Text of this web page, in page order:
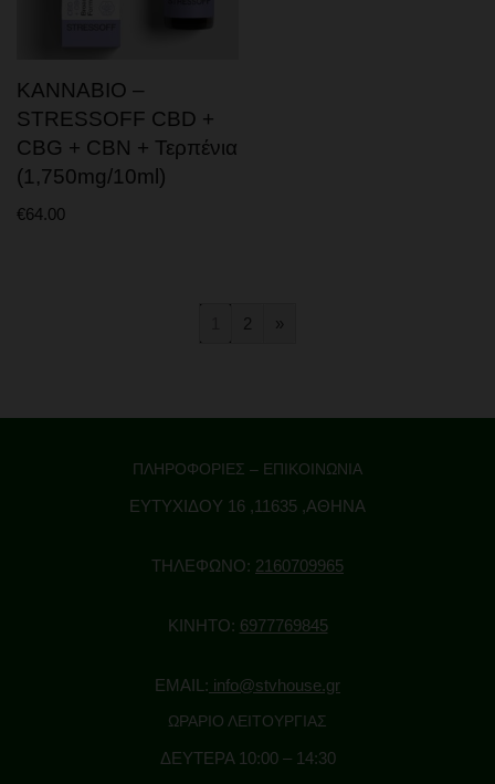
ΚΑΝΝΑΒΙΟ –
STRESSOFF CBD +
CBG + CBN + Τερπένια
(1,750mg/10ml)
€64.00
2 »
ΠΛΗΡΟΦΟΡΙΕΣ – ΕΠΙΚΟΙΝΩΝΙΑ
ΕΥΤΥΧΙΔΟΥ 16 ,11635 ,ΑΘΗΝΑ
ΤΗΛΕΦΩΝΟ: 2160709965
ΚΙΝΗΤΟ: 6977769845
EMAIL: info@stvhouse.gr
ΩΡΑΡΙΟ ΛΕΙΤΟΥΡΓΙΑΣ
ΔΕΥΤΕΡΑ 10:00 – 14:30